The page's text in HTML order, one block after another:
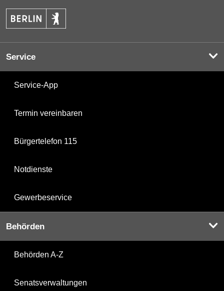
Service
Service-App
Termin vereinbaren
Bürgertelefon 115
Notdienste
Gewerbeservice
Behörden
Behörden A-Z
Senatsverwaltungen